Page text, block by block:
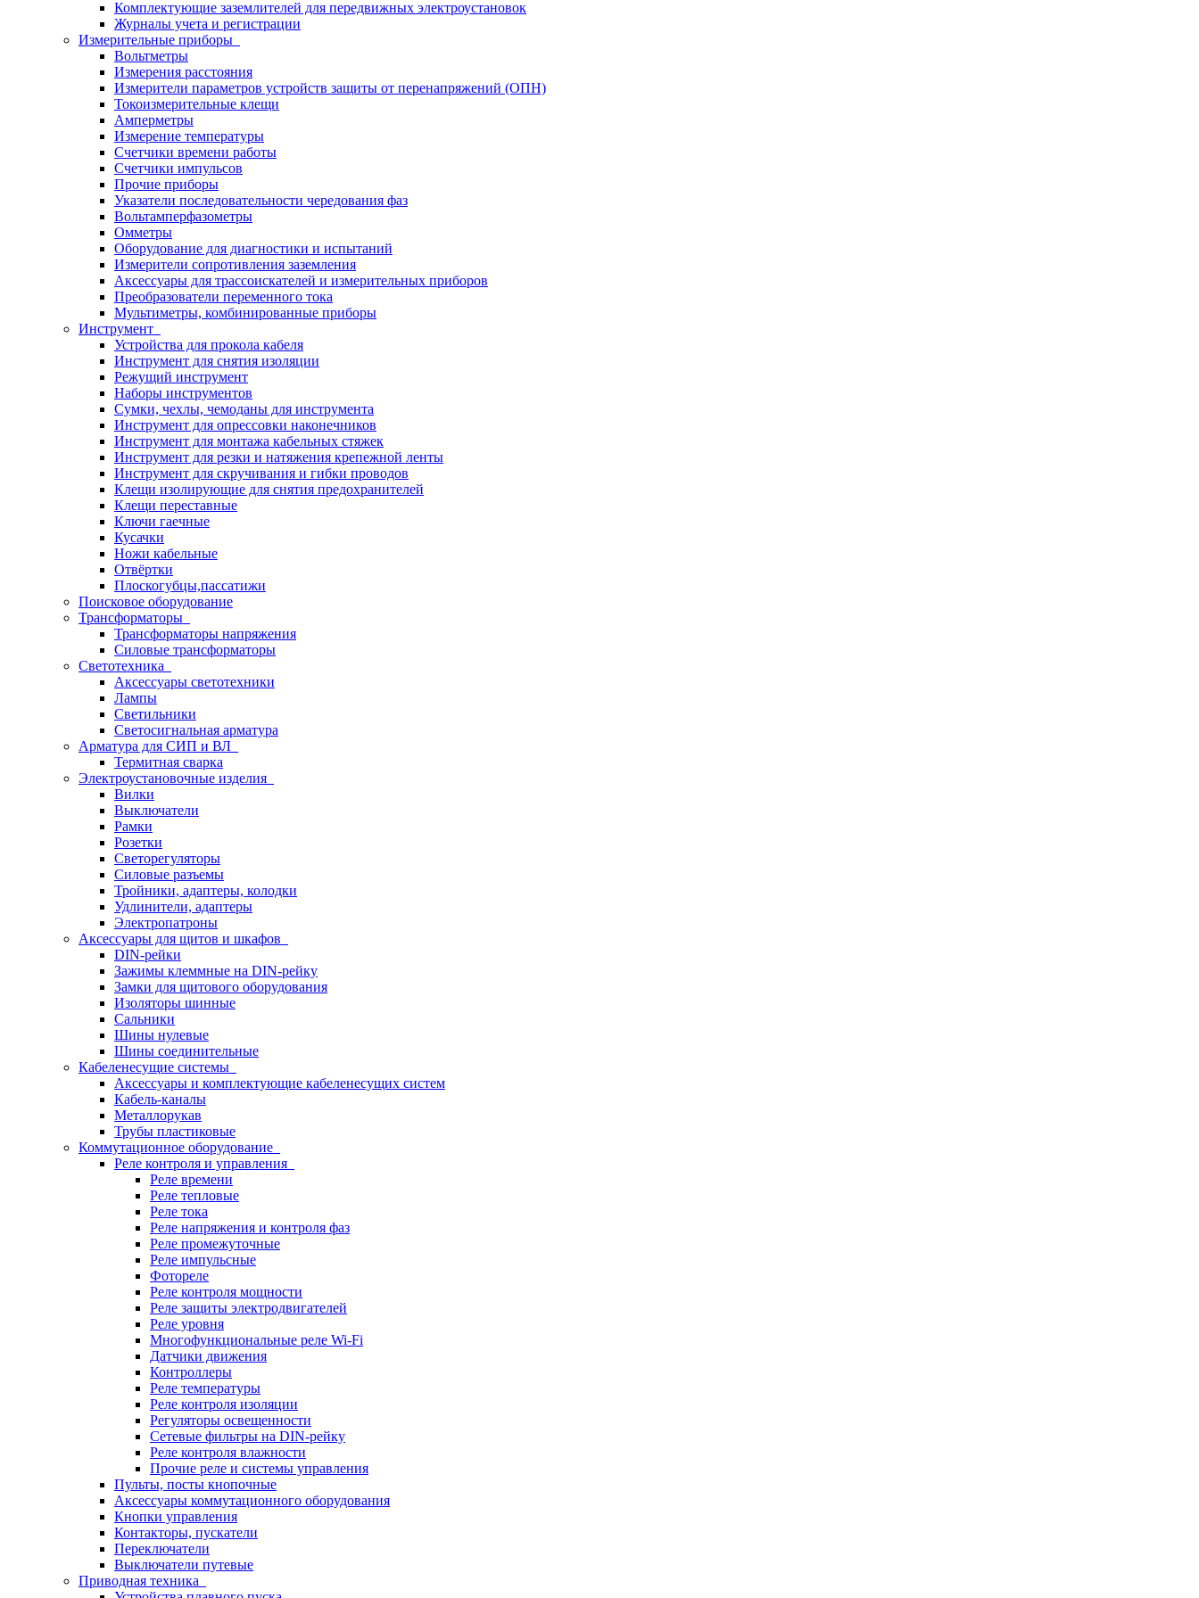
Комплектующие заземлителей для передвижных электроустановок
Журналы учета и регистрации
Измерительные приборы
Вольтметры
Измерения расстояния
Измерители параметров устройств защиты от перенапряжений (ОПН)
Токоизмерительные клещи
Амперметры
Измерение температуры
Счетчики времени работы
Счетчики импульсов
Прочие приборы
Указатели последовательности чередования фаз
Вольтамперфазометры
Омметры
Оборудование для диагностики и испытаний
Измерители сопротивления заземления
Аксессуары для трассоискателей и измерительных приборов
Преобразователи переменного тока
Мультиметры, комбинированные приборы
Инструмент
Устройства для прокола кабеля
Инструмент для снятия изоляции
Режущий инструмент
Наборы инструментов
Сумки, чехлы, чемоданы для инструмента
Инструмент для опрессовки наконечников
Инструмент для монтажа кабельных стяжек
Инструмент для резки и натяжения крепежной ленты
Инструмент для скручивания и гибки проводов
Клещи изолирующие для снятия предохранителей
Клещи переставные
Ключи гаечные
Кусачки
Ножи кабельные
Отвёртки
Плоскогубцы,пассатижи
Поисковое оборудование
Трансформаторы
Трансформаторы напряжения
Силовые трансформаторы
Светотехника
Аксессуары светотехники
Лампы
Светильники
Светосигнальная арматура
Арматура для СИП и ВЛ
Термитная сварка
Электроустановочные изделия
Вилки
Выключатели
Рамки
Розетки
Светорегуляторы
Силовые разъемы
Тройники, адаптеры, колодки
Удлинители, адаптеры
Электропатроны
Аксессуары для щитов и шкафов
DIN-рейки
Зажимы клеммные на DIN-рейку
Замки для щитового оборудования
Изоляторы шинные
Сальники
Шины нулевые
Шины соединительные
Кабеленесущие системы
Аксессуары и комплектующие кабеленесущих систем
Кабель-каналы
Металлорукав
Трубы пластиковые
Коммутационное оборудование
Реле контроля и управления
Реле времени
Реле тепловые
Реле тока
Реле напряжения и контроля фаз
Реле промежуточные
Реле импульсные
Фотореле
Реле контроля мощности
Реле защиты электродвигателей
Реле уровня
Многофункциональные реле Wi-Fi
Датчики движения
Контроллеры
Реле температуры
Реле контроля изоляции
Регуляторы освещенности
Сетевые фильтры на DIN-рейку
Реле контроля влажности
Прочие реле и системы управления
Пульты, посты кнопочные
Аксессуары коммутационного оборудования
Кнопки управления
Контакторы, пускатели
Переключатели
Выключатели путевые
Приводная техника